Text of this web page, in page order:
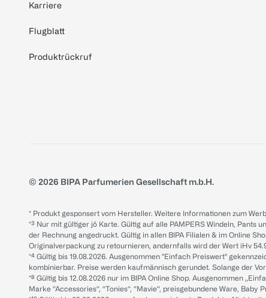
Karriere
Flugblatt
Produktrückruf
© 2026 BIPA Parfumerien Gesellschaft m.b.H.
* Produkt gesponsert vom Hersteller. Weitere Informationen zum
*³ Nur mit gültiger jö Karte. Gültig auf alle PAMPERS Windeln,
der Rechnung angedruckt. Gültig in allen BIPA Filialen & im Online
Originalverpackung zu retournieren, andernfalls wird der Wert iHv
*⁴ Gültig bis 19.08.2026. Ausgenommen "Einfach Preiswert"
kombinierbar. Preise werden kaufmännisch gerundet. Solange der
*⁸ Gültig bis 12.08.2026 nur im BIPA Online Shop. Ausgenommen
Marke “Accessories“, “Tonies“, “Mavie“, preisgebundene Ware,